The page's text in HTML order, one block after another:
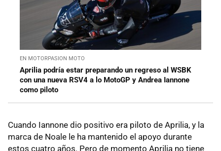
EN MOTORPASION MOTO
Aprilia podría estar preparando un regreso al WSBK
con una nueva RSV4 a lo MotoGP y Andrea Iannone
como piloto
Cuando Iannone dio positivo era piloto de Aprilia, y la
marca de Noale le ha mantenido el apoyo durante
estos cuatro años. Pero de momento Aprilia no tiene